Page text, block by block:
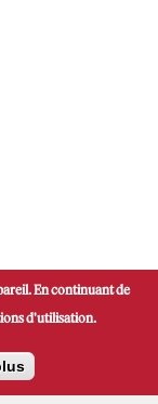
En continuant de
d'utilisation.